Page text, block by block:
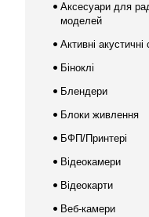
Аксесуари для
моделей
Активні
Біноклі
Блендери
Блоки живлення
БФП/Принтері
Відеокамери
Відеокарти
Веб-камери